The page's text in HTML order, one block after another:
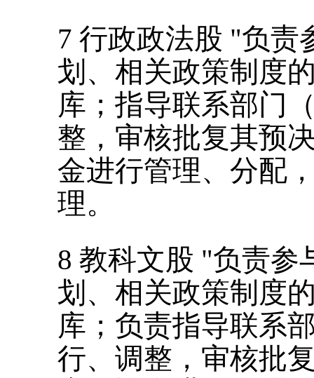
7 行政政法股 "负责
划、相关政策制度
库；指导联系部门
整，审核批复其预
金进行管理、分配
理。
8 教科文股 "负责参
划、相关政策制度
库；负责指导联系
行、调整，审核批